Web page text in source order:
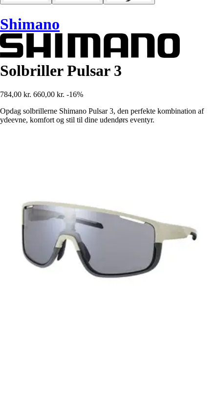
Shimano
Solbriller Pulsar 3
784,00 kr. 660,00 kr. -16%
Opdag solbrillerne Shimano Pulsar 3, den perfekte kombination af
ydeevne, komfort og stil til dine udendørs eventyr.